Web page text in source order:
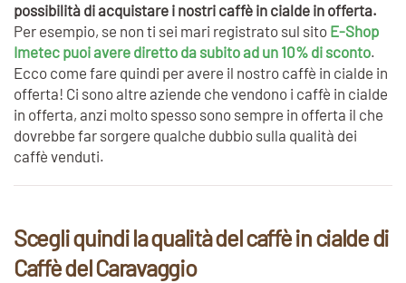
possibilità di acquistare i nostri caffè in cialde in offerta.
Per esempio, se non ti sei mari registrato sul sito E-Shop
Imetec puoi avere diretto da subito ad un 10% di sconto.
Ecco come fare quindi per avere il nostro caffè in cialde in
offerta! Ci sono altre aziende che vendono i caffè in cialde
in offerta, anzi molto spesso sono sempre in offerta il che
dovrebbe far sorgere qualche dubbio sulla qualità dei
caffè venduti.
Scegli quindi la qualità del caffè in cialde di
Caffè del Caravaggio